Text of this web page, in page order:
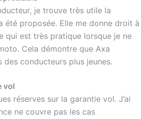
je trouve très utile la
été proposée. Elle me donne droit à
qui est très pratique lorsque je ne
Cela démontre que Axa
des conducteurs plus jeunes.
vol
réserves sur la garantie vol. J’ai
ne couvre pas les cas